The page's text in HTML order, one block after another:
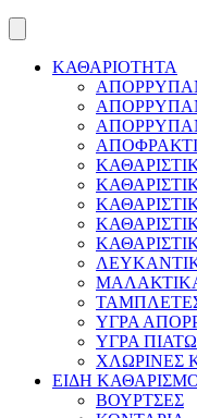
ΚΑΘΑΡΙΟΤΗΤΑ
ΥΓΡΑ
ΥΓΡΑ
ΧΛΩΡΙΝΕΣ
ΕΙΔΗ
ΒΟΥΡΤΣΕΣ